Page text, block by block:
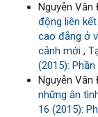
Nguyễn Văn
động liên
cao đẳng ở
cảnh mới ,
(2015):
Nguyễn Văn
những ân
16 (2015):